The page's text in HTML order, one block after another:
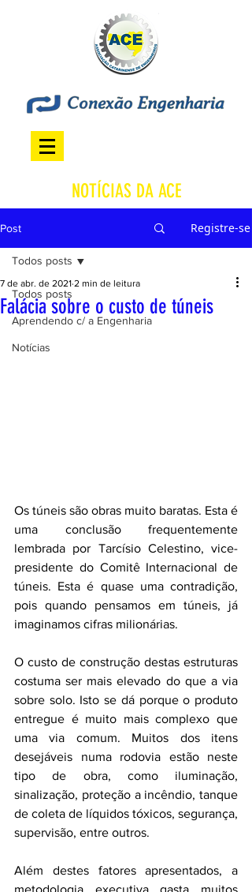
NOTÍCIAS DA ACE
Post Registre-se
Todos posts
Aprendendo c/ a Engenharia
Notícias
Todos posts
Falácia sobre o custo de túneis
7 de abr. de 2021 2 min de leitura
Os túneis são obras muito baratas. Esta é
uma conclusão frequentemente
lembrada por Tarcísio Celestino, vice-
presidente do Comitê Internacional de
túneis. Esta é quase uma contradição,
pois quando pensamos em túneis, já
imaginamos cifras milionárias.
O custo de construção destas estruturas
costuma ser mais elevado do que a via
sobre solo. Isto se dá porque o produto
entregue é muito mais complexo que
uma via comum. Muitos dos itens
desejáveis numa rodovia estão neste
tipo de obra, como iluminação,
sinalização, proteção a incêndio, tanque
de coleta de líquidos tóxicos, segurança,
supervisão, entre outros.
Além destes fatores apresentados, a
metodologia executiva gasta muitos